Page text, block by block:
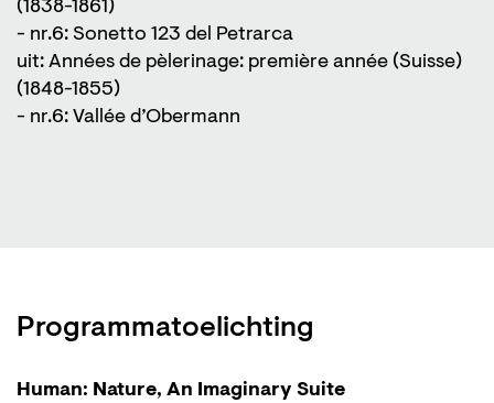
(1838-1861)
- nr.6: Sonetto 123 del Petrarca
uit: Années de pèlerinage: première année (Suisse)
(1848-1855)
- nr.6: Vallée d’Obermann
Programmatoelichting
Human: Nature, An Imaginary Suite